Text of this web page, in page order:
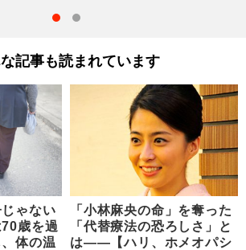
記事も読まれています
じゃない
歳を過
体の温
「小林麻央の命」を奪った
「代替療法の恐ろしさ」と
は――【ハリ、ホメオパシ